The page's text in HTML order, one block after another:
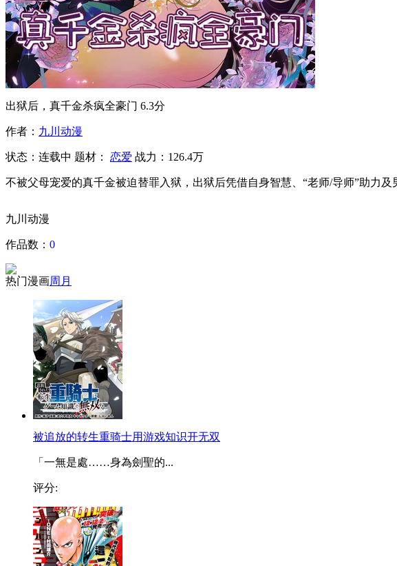
出狱后，真千金杀疯全豪门 6.3分
作者： 九川动漫
状态： 连载中 题材： 恋爱 战力：126.4万
不被父母宠爱的真千金被迫替罪入狱，出狱后凭借自身智慧、“老师/导师”助力
九川动漫
作品数： 0
热门漫画周 月
被追放的转生重骑士用游戏知识开无双
「一無是處……身為劍聖的...
评分: